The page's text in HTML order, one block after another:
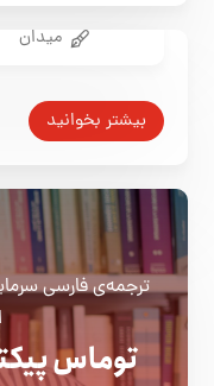
میدان
بیشتر بخوانید
ترجمه‌ی فارسی
توماس